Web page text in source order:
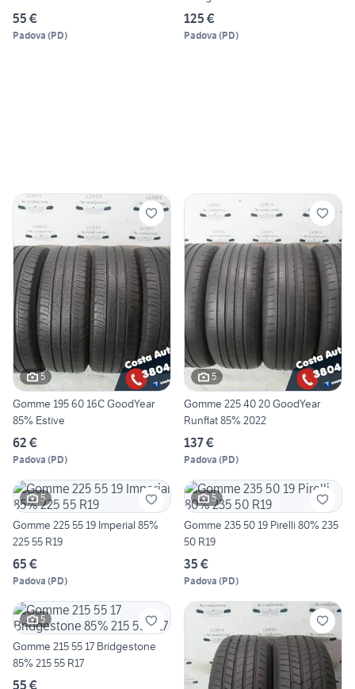
55 €
Padova (PD)
125 €
Padova (PD)
5
Gomme 195 60 16C GoodYear
85% Estive
62 €
Padova (PD)
5
Gomme 225 40 20 GoodYear
Runflat 85% 2022
137 €
Padova (PD)
5
Gomme 225 55 19 Imperial 85%
225 55 R19
65 €
Padova (PD)
5
Gomme 235 50 19 Pirelli 80% 235
50 R19
35 €
Padova (PD)
5
Gomme 215 55 17 Bridgestone
85% 215 55 R17
55 €